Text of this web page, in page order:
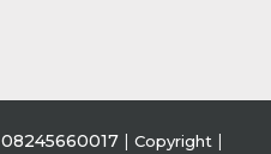
Copyright